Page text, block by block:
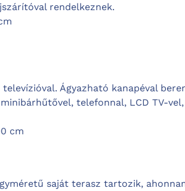
rendelkeznek.
Ágyazható kanapéval
telefonnal, LCD TV-
cm
saját terasz tartozik,